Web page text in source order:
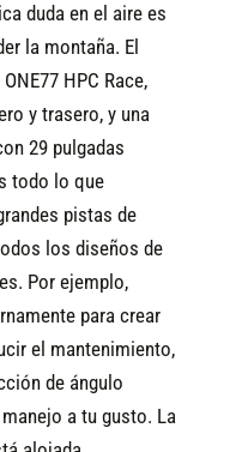
duda en el aire es
la montaña. El
HPC Race,
y trasero, y una
29 pulgadas
todo lo que
pistas de
los diseños de
Por ejemplo,
para crear
el mantenimiento,
de ángulo
a tu gusto. La